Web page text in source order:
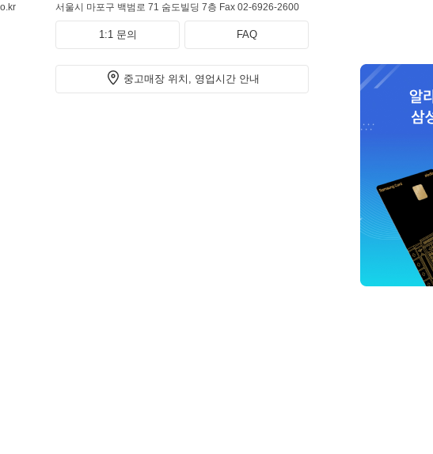
서울시 마포구 백범로 71 숨도빌딩 7층 Fax 02-6926-2600
1:1 문의 FAQ
중고매장 위치, 영업시간 안내